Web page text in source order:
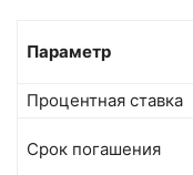
Параметр
Процентная ставка
Срок погашения